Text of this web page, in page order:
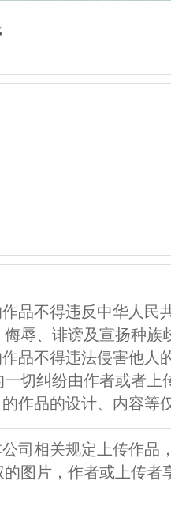
品不得违反中华人民
辱、诽谤及宣扬种族
品不得违法侵害他人
切纠纷由作者或者上
作品的设计、内容等
司相关规定上传作品
图片，作者或上传者